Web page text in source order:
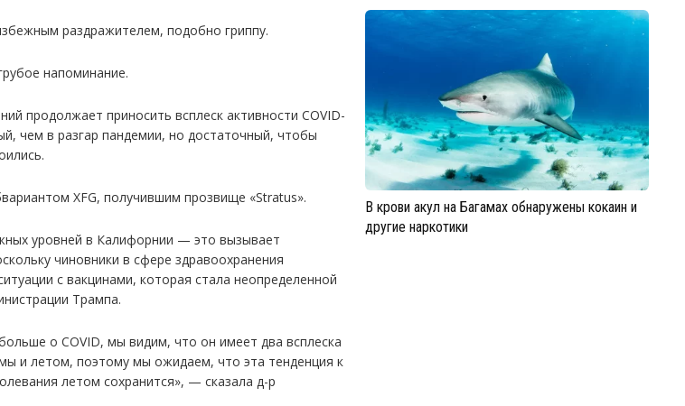
раздражителем, подобно гриппу.
напоминание.
продолжает приносить всплеск активности COVID-
чем в разгар пандемии, но достаточный, чтобы
XFG, получившим прозвище «Stratus».
уровней в Калифорнии — это вызывает
чиновники в сфере здравоохранения
с вакцинами, которая стала неопределенной
Трампа.
о COVID, мы видим, что он имеет два всплеска
и летом, поэтому мы ожидаем, что эта тенденция к
летом сохранится», — сказала д-р
В крови акул на Багамах обнаружены кокаин и
другие наркотики